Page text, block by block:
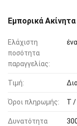
Εμπορικά Ακίνητα
Ελάχιστη
ποσότητα
παραγγελίας:
Τιμή:
Όροι πληρωμής: T /
Δυνατότητα